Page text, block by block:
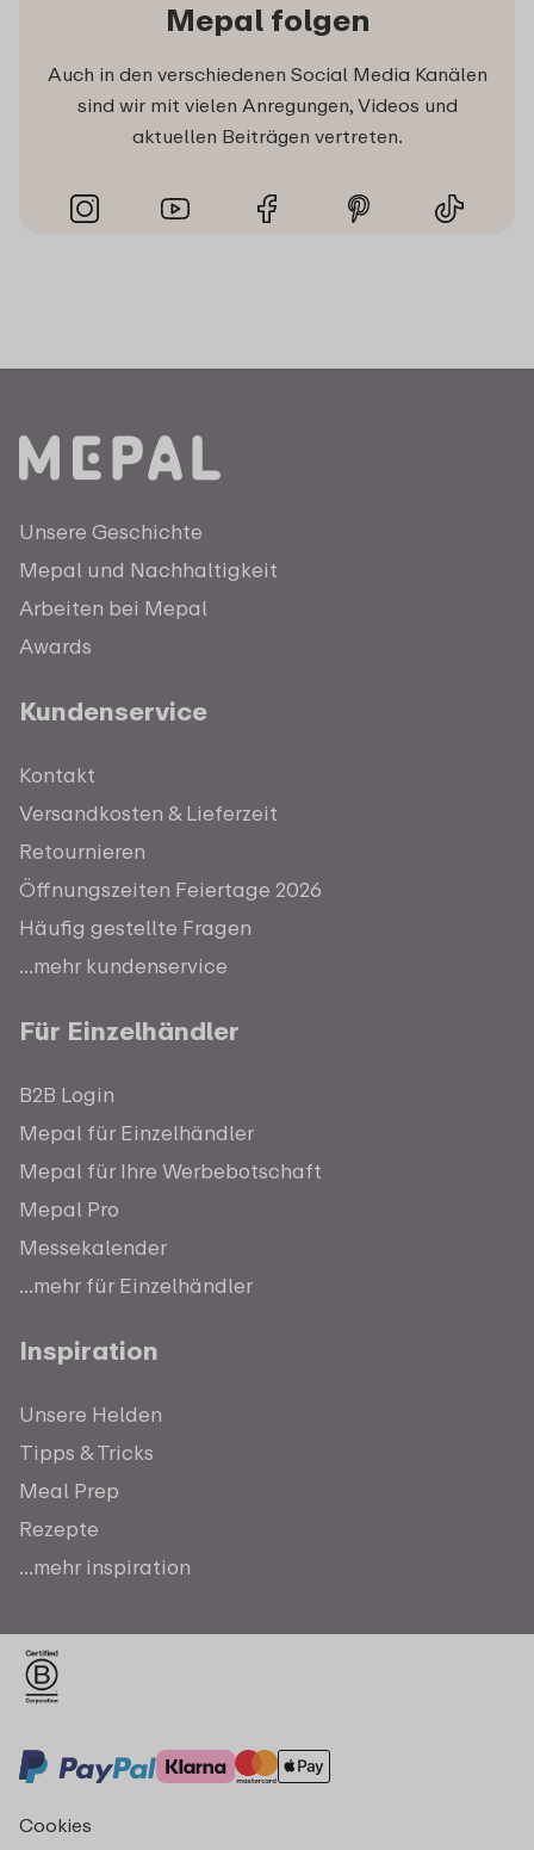
Mepal folgen
Auch in den verschiedenen Social Media Kanälen
sind wir mit vielen Anregungen, Videos und
aktuellen Beiträgen vertreten.
Unsere Geschichte
Mepal und Nachhaltigkeit
Arbeiten bei Mepal
Awards
Kundenservice
Kontakt
Versandkosten & Lieferzeit
Retournieren
Öffnungszeiten Feiertage 2026
Häufig gestellte Fragen
...mehr kundenservice
Für Einzelhändler
B2B Login
Mepal für Einzelhändler
Mepal für Ihre Werbebotschaft
Mepal Pro
Messekalender
...mehr für Einzelhändler
Inspiration
Unsere Helden
Tipps & Tricks
Meal Prep
Rezepte
...mehr inspiration
Cookies